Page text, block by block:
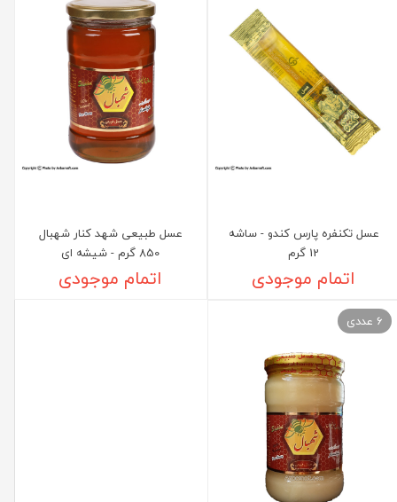
عسل تکنفره پارس کندو - ساشه
12 گرم
اتمام موجودی
عسل طبیعی شهد کنار شهبال
850 گرم - شیشه ای
اتمام موجودی
6 عددی